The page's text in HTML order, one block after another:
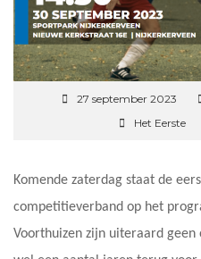
27 september 2023
Het Eerste
Komende zaterdag staat de
competitieverband op het
Voorthuizen zijn uiteraard